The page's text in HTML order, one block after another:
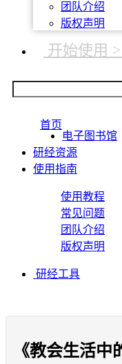
团队介绍
版权声明
开始使用 >
首页
电子图书馆
研经资源
使用指南
使用教程
常见问题
团队介绍
版权声明
研经工具
《教会生活中